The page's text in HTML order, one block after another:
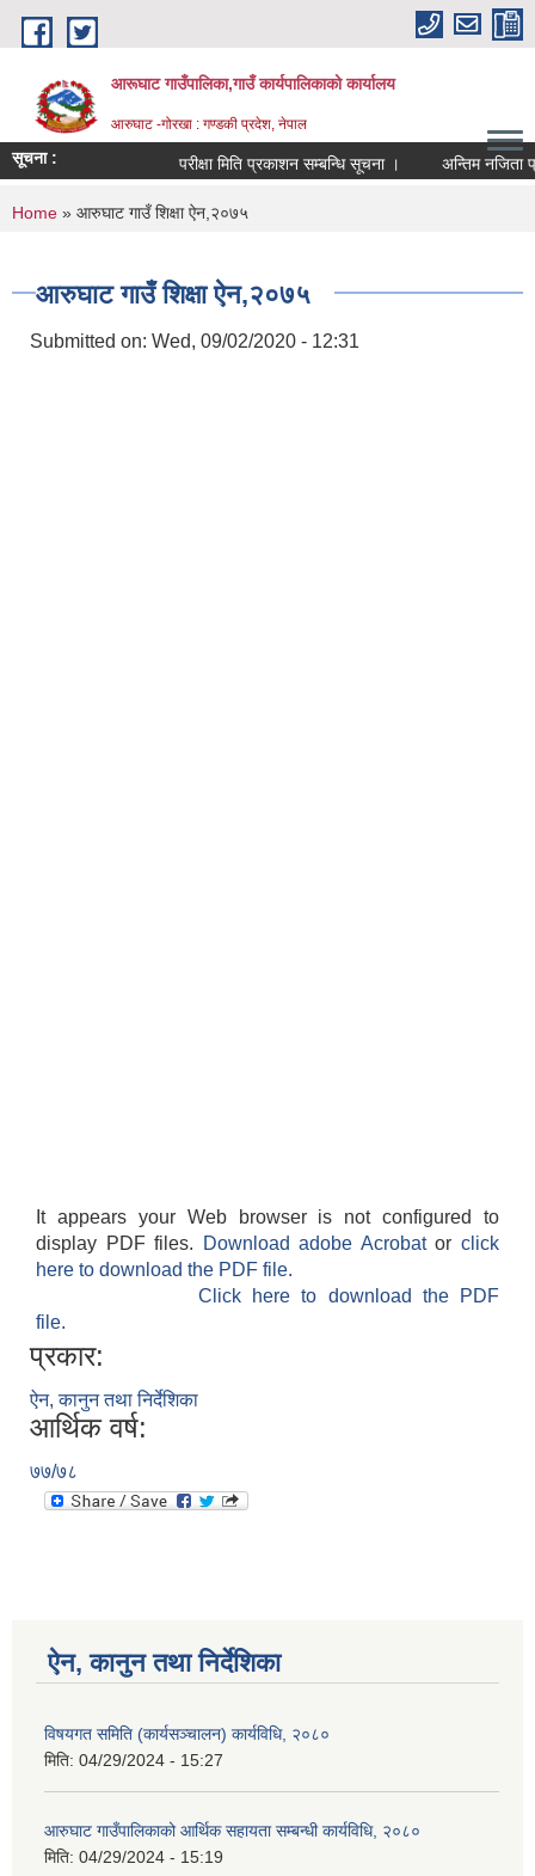
Skip to main content
आरूघाट गाउँपालिका,गाउँ कार्यपालिकाको कार्यालय
आरुघाट -गोरखा : गण्डकी प्रदेश, नेपाल
सूचना : परीक्षा मिति प्रकाशन सम्बन्धि सूचना । अन्तिम नजिता
You are here
Home » आरुघाट गाउँ शिक्षा ऐन,२०७५
आरुघाट गाउँ शिक्षा ऐन,२०७५
Submitted on: Wed, 09/02/2020 - 12:31
It appears your Web browser is not configured to
display PDF files.
Download adobe Acrobatorclick
here to download the PDF file.
Click here to download the PDF
file.
प्रकार:
ऐन, कानुन तथा निर्देशिका
आर्थिक वर्ष:
७७/७८
ऐन, कानुन तथा निर्देशिका
विषयगत समिति (कार्यसञ्चालन) कार्यविधि, २०८०
मिति: 04/29/2024 - 15:27
आरुघाट गाउँपालिकाको आर्थिक सहायता सम्बन्धी कार्यविधि, २०८०
मिति: 04/29/2024 - 15:19